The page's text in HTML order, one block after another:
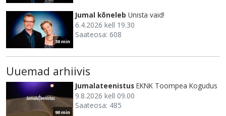
30 min
Jumal kõneleb Unista vaid!
6.4.2026 kell 19.30
Saateosa: 608
Uuemad arhiivis
90 min
Jumalateenistus EKNK Toompea Kogudus
9.8.2026 kell 09.00
Saateosa: 485